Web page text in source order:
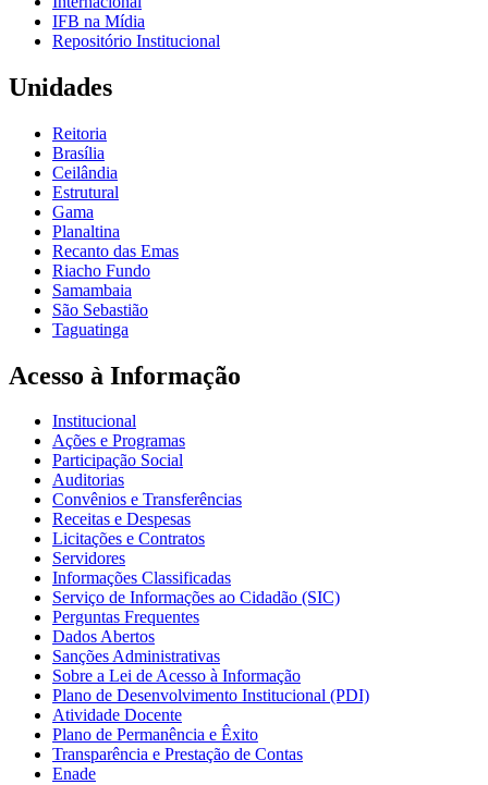
IFB na Mídia
Repositório Institucional
Unidades
Reitoria
Brasília
Ceilândia
Estrutural
Gama
Planaltina
Recanto das Emas
Riacho Fundo
Samambaia
São Sebastião
Taguatinga
Acesso à Informação
Institucional
Ações e Programas
Participação Social
Auditorias
Convênios e Transferências
Receitas e Despesas
Licitações e Contratos
Servidores
Informações Classificadas
Serviço de Informações ao Cidadão (SIC)
Perguntas Frequentes
Dados Abertos
Sanções Administrativas
Sobre a Lei de Acesso à Informação
Plano de Desenvolvimento Institucional (PDI)
Atividade Docente
Plano de Permanência e Êxito
Transparência e Prestação de Contas
Enade